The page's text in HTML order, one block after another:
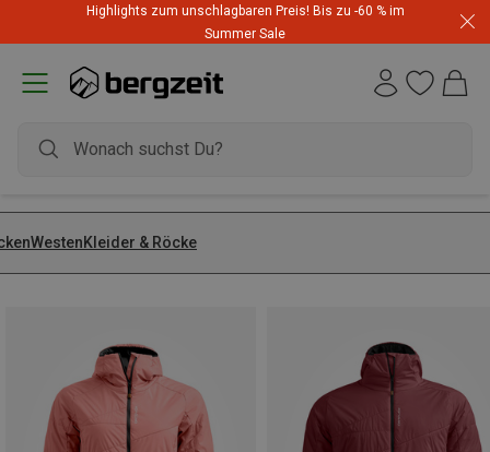
Highlights zum unschlagbaren Preis! Bis zu -60 % im
Summer Sale
WestenKleider & Röcke